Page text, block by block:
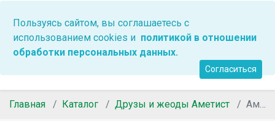
Пользуясь сайтом, вы соглашаетесь с
использованием cookies и политикой в отношении
обработки персональных данных.
Согласиться
Главная Каталог Друзы и жеоды Аметист Аметистовые друзы и жеоды до 40 см